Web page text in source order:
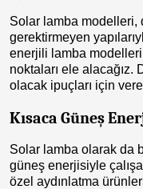
Solar lamba modelleri,
gerektirmeyen
enerjili lamba
noktaları ele alacağız.
olacak ipuçları için
Kısaca Güneş
Solar lamba olarak da
güneş enerjisiyle
özel aydınlatma